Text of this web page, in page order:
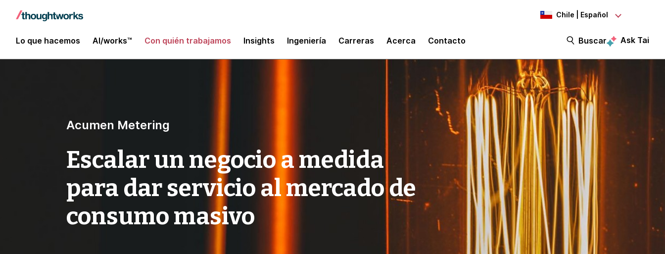
Chile | Español
Lo que hacemos AI/works™ Con quién trabajamos Insights Ingeniería Carreras Acerca Contacto Buscar Ask Tai
Acumen Metering
Escalar un negocio a medida
para dar servicio al mercado de
consumo masivo